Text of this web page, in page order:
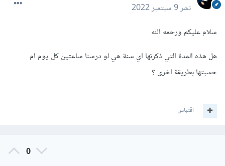
نشر9 سبتمبر 2022
سلام عليكم ورحمه الله
هل هذه المدة التي ذكرتها اي سنة هي لو درسنا ساعتين كل يوم ام
حسبتها بطريقة اخرى ؟
اقتباس
0